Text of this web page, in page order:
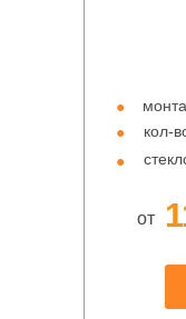
от
●
●
●
кол-